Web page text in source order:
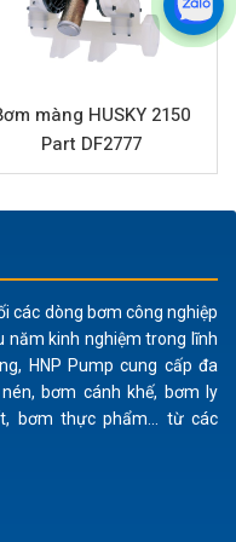
nhôm đúc nguyên
đập và chống ăn mòn
backup cao su Buna
chất tuyệt vời và tuổi
loại chất lỏng từ hóa
mực in, dầu, chất làm
lỏng có độ nhớt cao,
lỏng chứa hạt rắn lên
lên đến 189 lít/phút
đảm bảo quá trình
xuất.
màng HUSKY 2150
Part DF2777
các dòng bơm công nghiệp
năm kinh nghiệm trong lĩnh
HNP Pump cung cấp đa
bơm cánh khế, bơm ly
bơm thực phẩm... từ các